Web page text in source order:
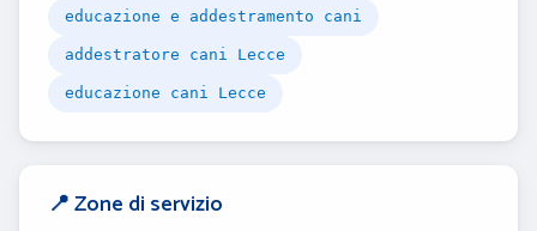
educazione e addestramento cani
addestratore cani Lecce
educazione cani Lecce
📍 Zone di servizio